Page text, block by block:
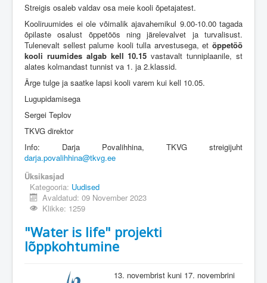
Streigis osaleb valdav osa meie kooli õpetajatest.
Kooliruumides ei ole võimalik ajavahemikul 9.00-10.00 tagada
õpilaste osalust õppetöös ning järelevalvet ja turvalisust.
Tulenevalt sellest palume kooli tulla arvestusega, et õppetöö
kooli ruumides algab kell 10.15 vastavalt tunniplaanile, st
alates kolmandast tunnist va 1. ja 2.klassid.
Ärge tulge ja saatke lapsi kooli varem kui kell 10.05.
Lugupidamisega
Sergei Teplov
TKVG direktor
Info: Darja Povalihhina, TKVG streigijuht
darja.povalihhina@tkvg.ee
Üksikasjad
Kategooria: Uudised
Avaldatud: 09 November 2023
Klikke: 1259
"Water is life" projekti
lõppkohtumine
13. novembrist kuni 17. novembrini